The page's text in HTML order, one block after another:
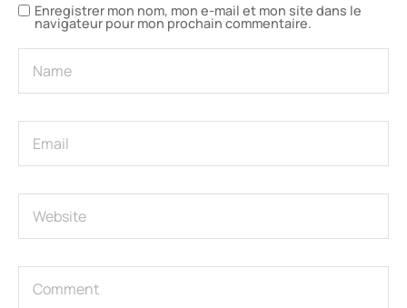
Enregistrer mon nom, mon e-mail et mon site dans le
navigateur pour mon prochain commentaire.